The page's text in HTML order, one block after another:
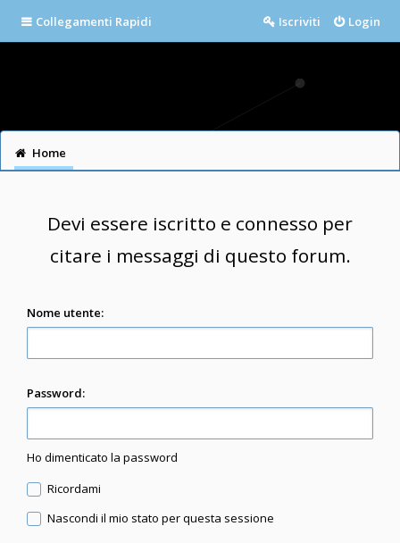
Collegamenti Rapidi Login
Iscriviti
Home
Devi essere iscritto e connesso per
citare i messaggi di questo forum.
Nome utente:
Password:
Ho dimenticato la password
Ricordami
Nascondi il mio stato per questa sessione